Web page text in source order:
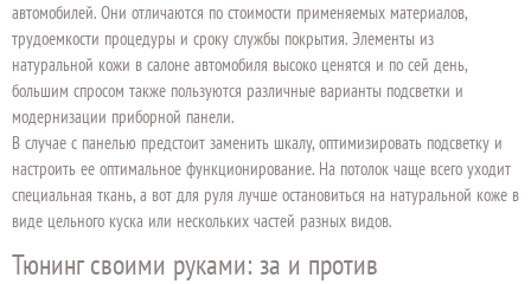
автомобилей. Они отличаются по стоимости применяемых материалов,
трудоемкости процедуры и сроку службы покрытия. Элементы из
натуральной кожи в салоне автомобиля высоко ценятся и по сей день,
большим спросом также пользуются различные варианты подсветки и
модернизации приборной панели.
В случае с панелью предстоит заменить шкалу, оптимизировать подсветку и
настроить ее оптимальное функционирование. На потолок чаще всего уходит
специальная ткань, а вот для руля лучше остановиться на натуральной коже в
виде цельного куска или нескольких частей разных видов.
Тюнинг своими руками: за и против